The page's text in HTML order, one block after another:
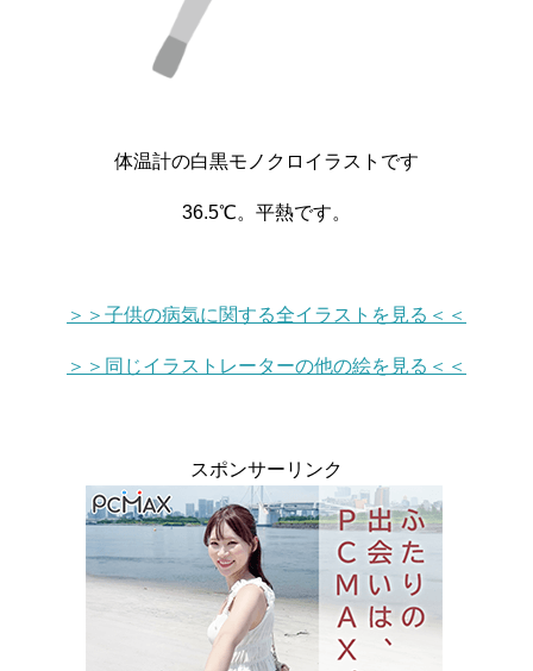
体温計の白黒モノクロイラストです
36.5℃。平熱です。
＞＞子供の病気に関する全イラストを見る＜＜
＞＞同じイラストレーターの他の絵を見る＜＜
スポンサーリンク